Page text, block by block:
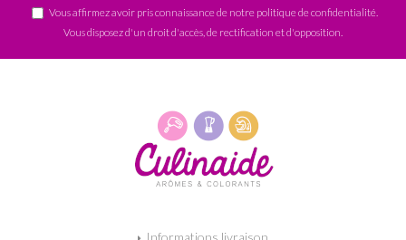
Vous affirmez avoir pris connaissance de notre politique de confidentialité
Vous disposez d'un droit d'accès, de rectification et d'opposition.
Informations livraison